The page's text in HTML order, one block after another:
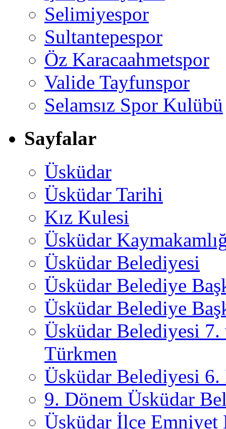
Selimiyespor
Sultantepespor
Öz Karacaahmetspor
Valide Tayfunspor
Selamsız Spor Kulübü
Sayfalar
Üsküdar
Üsküdar Tarihi
Kız Kulesi
Üsküdar
Üsküdar Belediyesi
Üsküdar Belediye
Üsküdar Belediye
Üsküdar Belediyesi
Türkmen
Üsküdar Belediyesi 6.
9. Dönem Üsküdar
Üsküdar İlçe